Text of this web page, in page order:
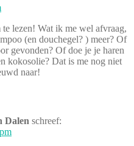
lezen! Wat ik me wel afvraag,
(en douchegel? ) meer? Of
gevonden? Of doe je je haren
kokosolie? Dat is me nog niet
naar!
Dalen schreef: